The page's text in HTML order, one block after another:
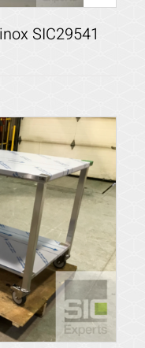
SIC29541